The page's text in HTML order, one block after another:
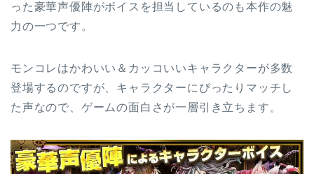
った豪華声優陣がボイスを担当しているのも本作の魅
力の一つです。
モンコレはかわいい＆カッコいいキャラクターが多数
登場するのですが、キャラクターにぴったりマッチし
た声なので、ゲームの面白さが一層引き立ちます。